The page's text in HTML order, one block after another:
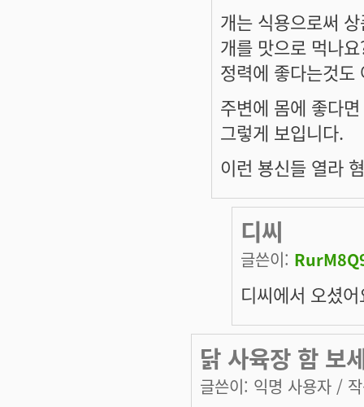
개는 식용으로써
개를 맛으로 먹나
정력에 좋다는것도
주변에 몸에 좋다
그렇게 보입니다.
이런 뵹신들 열라
디씨
글쓴이:
디씨에서 오셨
닭 사육장 함 보
글쓴이: 익명 사용자 /